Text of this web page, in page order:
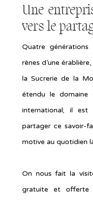
Une
vers le
Quatre
rênes d’une
la Sucrerie de la
étendu le
international; il
partager ce savoir-
motive au quotidien
On nous fait la
gratuite et